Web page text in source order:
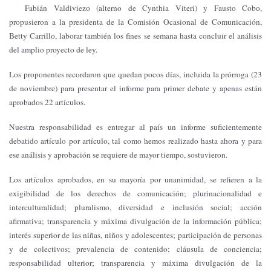
Fabián Valdiviezo (alterno de Cynthia Viteri) y Fausto Cobo,
propusieron a la presidenta de la Comisión Ocasional de Comunicación,
Betty Carrillo, laborar también los fines se semana hasta concluir el análisis
del amplio proyecto de ley.
Los proponentes recordaron que quedan pocos días, incluida la prórroga (23
de noviembre) para presentar el informe para primer debate y apenas están
aprobados 22 artículos.
Nuestra responsabilidad es entregar al país un informe suficientemente
debatido artículo por artículo, tal como hemos realizado hasta ahora y para
ese análisis y aprobación se requiere de mayor tiempo, sostuvieron.
Los artículos aprobados, en su mayoría por unanimidad, se refieren a la
exigibilidad de los derechos de comunicación; plurinacionalidad e
interculturalidad; pluralismo, diversidad e inclusión social; acción
afirmativa; transparencia y máxima divulgación de la información pública;
interés superior de las niñas, niños y adolescentes; participación de personas
y de colectivos; prevalencia de contenido; cláusula de conciencia;
responsabilidad ulterior; transparencia y máxima divulgación de la